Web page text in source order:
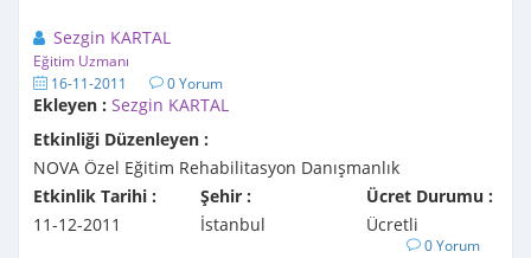
Sezgin KARTAL
Eğitim Uzmanı
16-11-2011 0 Yorum
Ekleyen : Sezgin KARTAL
Etkinliği Düzenleyen :
NOVA Özel Eğitim Rehabilitasyon Danışmanlık
Etkinlik Tarihi :
11-12-2011
Şehir :
İstanbul
Ücret Durumu :
Ücretli
0 Yorum